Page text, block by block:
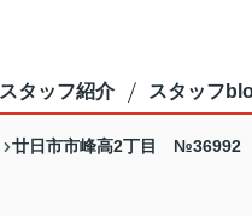
スタッフ紹介 スタッフ
廿日市市峰高2丁目 №36992